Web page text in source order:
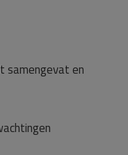
samengevat en